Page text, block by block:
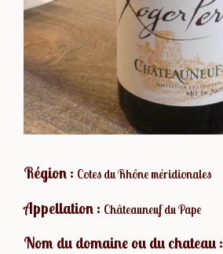
Région : Cotes du Rhône méridionales
Appellation : Châteauneuf du Pape
Nom du domaine ou du chateau :